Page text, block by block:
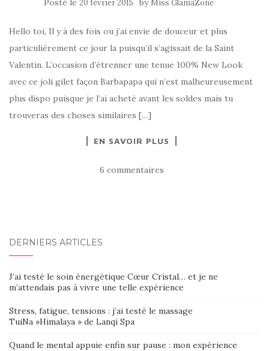
Posté le 20 février 2015 by Miss GlamaZone
Hello toi, Il y à des fois ou j’ai envie de douceur et plus
particulièrement ce jour la puisqu’il s’agissait de la Saint
Valentin. L’occasion d’étrenner une tenue 100% New Look
avec ce joli gilet façon Barbapapa qui n’est malheureusement
plus dispo puisque je l’ai acheté avant les soldes mais tu
trouveras des choses similaires […]
EN SAVOIR PLUS
6 commentaires
DERNIERS ARTICLES
J’ai testé le soin énergétique Cœur Cristal… et je ne
m’attendais pas à vivre une telle expérience
Stress, fatigue, tensions : j’ai testé le massage
TuiNa »Himalaya » de Lanqi Spa
Quand le mental appuie enfin sur pause : mon expérience